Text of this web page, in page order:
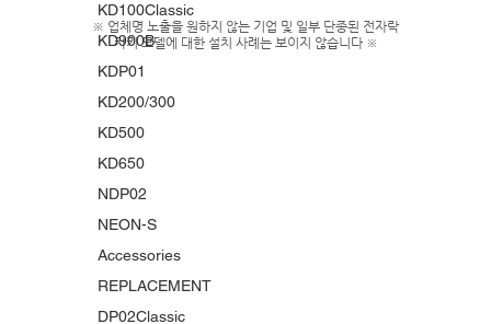
KD100Classic
KD900B
KDP01
KD200/300
KD500
KD650
NDP02
NEON-S
Accessories
REPLACEMENT
DP02Classic
※ 업체명 노출을 원하지 않는 기업 및 일부 단종된 전자락
카키 모델에 대한 설치 사례는 보이지 않습니다 ※